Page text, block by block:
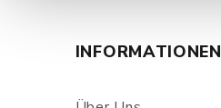
INFORMATIONEN